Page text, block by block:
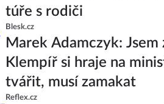
túře s rodiči
Blesk.cz
Marek Adamczyk: Jsem
Klempíř si hraje na
tvářit, musí zamakat
Reflex.cz